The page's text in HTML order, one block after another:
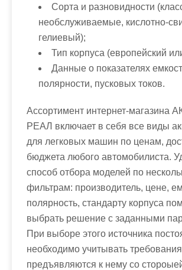
Сорта и разновидности
необслуживаемые, кислотно-
гелиевый);
Тип корпуса (европейский
Данные о показателях
полярности, пусковых токов.
Ассортимент интернет-магазина
РЕАЛ включает в себя все виды
для легковых машин по ценам,
бюджета любого автомобилиста.
способ отбора моделей по
фильтрам: производитель, цене,
полярность, стандарту корпуса
выбрать решение с заданными
При выборе этого источника
необходимо учитывать
предъявляются к нему со